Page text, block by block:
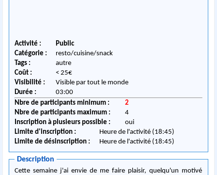
Activité :
Public
Catégorie :
resto/cuisine/snack
Tags :
autre
Coût :
< 25€
Visibilité :
Visible par tout le monde
Durée :
03:00
Nbre de participants minimum :
2
Nbre de participants maximum :
4
Inscription à plusieurs possible :
oui
Limite d'inscription :
Heure de l'activité (18:45)
Limite de désinscription :
Heure de l'activité (18:45)
Description
Cette semaine j'ai envie de me faire plaisir, quelqu'un motivé